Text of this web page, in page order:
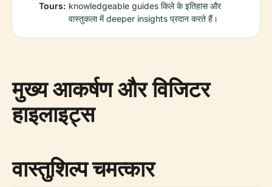
Tours: knowledgeable guides किले के इतिहास और
वास्तुकला में deeper insights प्रदान करते हैं।
मुख्य आकर्षण और विजिटर
हाइलाइट्स
वास्तुशिल्प चमत्कार